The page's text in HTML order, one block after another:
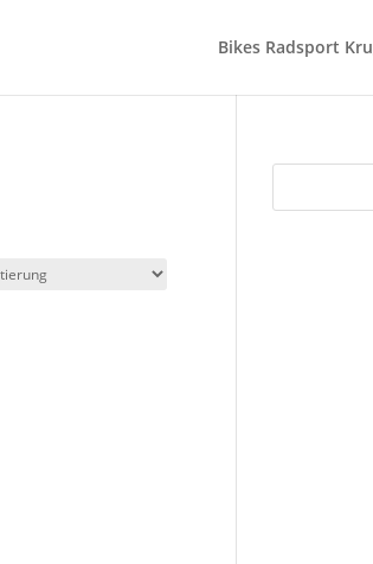
Bikes Radsport